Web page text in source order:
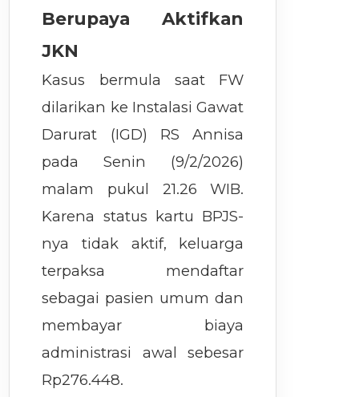
Berupaya Aktifkan
JKN
Kasus bermula saat FW
dilarikan ke Instalasi Gawat
Darurat (IGD) RS Annisa
pada Senin (9/2/2026)
malam pukul 21.26 WIB.
Karena status kartu BPJS-
nya tidak aktif, keluarga
terpaksa mendaftar
sebagai pasien umum dan
membayar biaya
administrasi awal sebesar
Rp276.448.